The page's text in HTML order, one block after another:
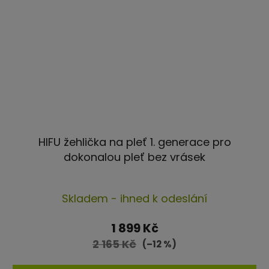
HIFU žehlička na pleť 1. generace pro
dokonalou pleť bez vrásek
hodnocení
produktu
je
Skladem - ihned k odeslání
1 899 Kč
2 165 Kč (–12 %)